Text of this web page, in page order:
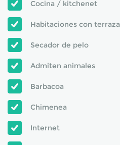
Cocina / kitchenet
Habitaciones con terraza
Secador de pelo
Admiten animales
Barbacoa
Chimenea
Internet